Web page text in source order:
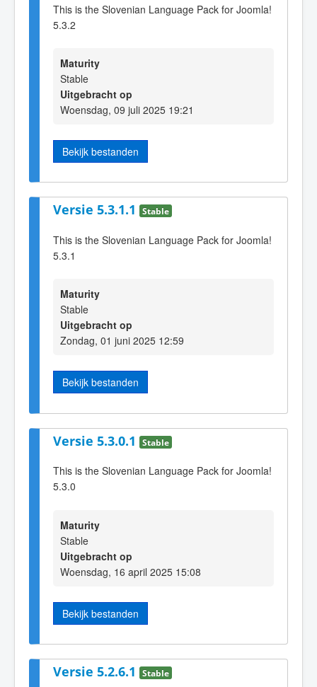
This is the Slovenian Language Pack for Joomla!
5.3.2
Maturity
Stable
Uitgebracht op
Woensdag, 09 juli 2025 19:21
Bekijk bestanden
Versie 5.3.1.1 Stable
This is the Slovenian Language Pack for Joomla!
5.3.1
Maturity
Stable
Uitgebracht op
Zondag, 01 juni 2025 12:59
Bekijk bestanden
Versie 5.3.0.1 Stable
This is the Slovenian Language Pack for Joomla!
5.3.0
Maturity
Stable
Uitgebracht op
Woensdag, 16 april 2025 15:08
Bekijk bestanden
Versie 5.2.6.1 Stable